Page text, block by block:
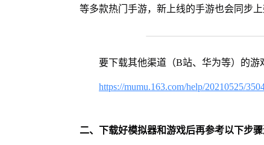
等多款热门手游，新上线的手游也会同步上
要下载其他渠道（B站、华为等）的游
https://mumu.163.com/help/20210525/
二、下载好模拟器和游戏后再参考以下步骤